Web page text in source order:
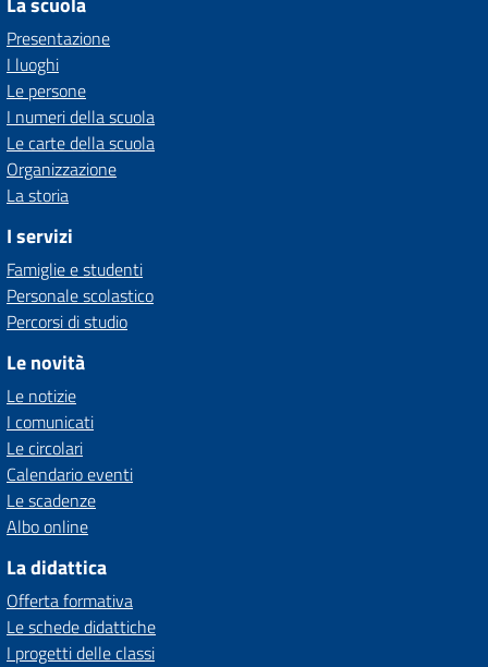
Presentazione
I luoghi
Le persone
I numeri della scuola
Le carte della scuola
Organizzazione
La storia
I servizi
Famiglie e studenti
Personale scolastico
Percorsi di studio
Le novità
Le notizie
I comunicati
Le circolari
Calendario eventi
Le scadenze
Albo online
La didattica
Offerta formativa
Le schede didattiche
I progetti delle classi